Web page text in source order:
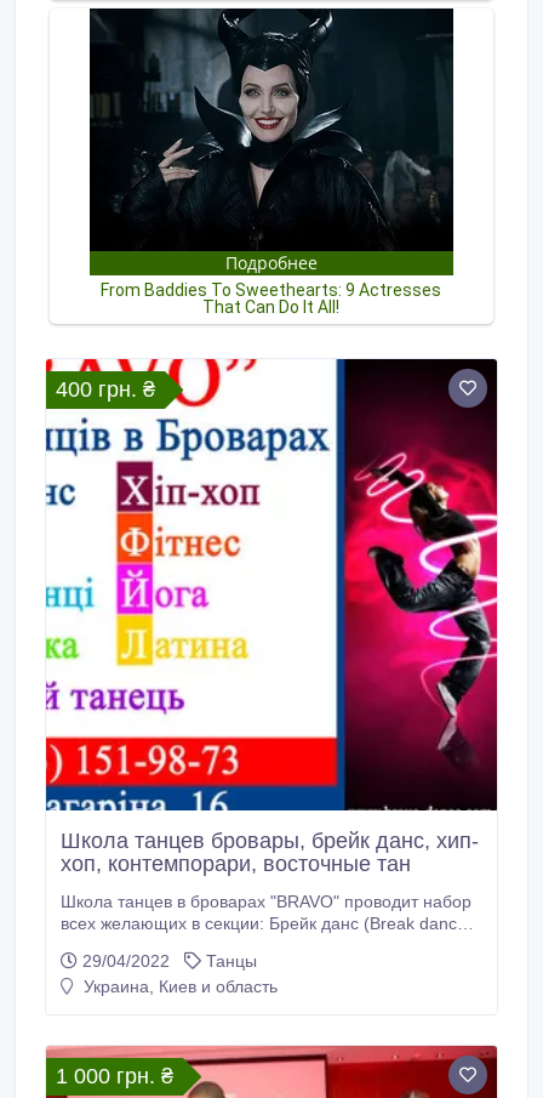
400 грн. ₴
Школа танцев бровары, брейк данс, хип-
хоп, контемпорари, восточные тан
Школа танцев в броварах "BRAVO" проводит набор
всех желающих в секции: Брейк данс (Break dance)
Латина (latin dance) Восточные танцы (belly dance)
Фитнес (fitness) Йога (yoga) Гимнастика для деток
сценической и театральной хореографии) Мы
верим, что научить можно каждого.
29/04/2022
Танцы
Украина, Киев и область
1 000 грн. ₴